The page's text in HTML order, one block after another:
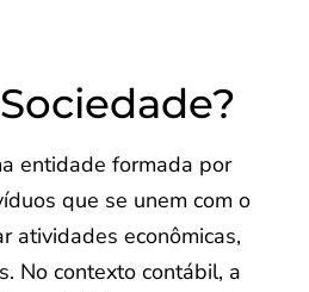
entidade formada por
que se unem com o
atividades econômicas,
No contexto contábil, a